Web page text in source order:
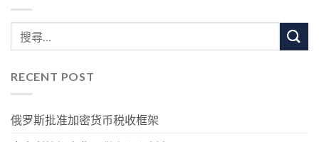
RECENT POST
俄罗斯批准加密货币税收框架